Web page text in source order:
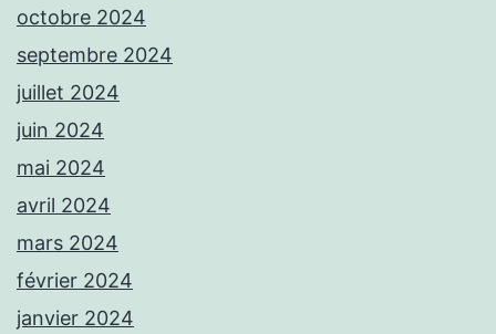
octobre 2024
septembre 2024
juillet 2024
juin 2024
mai 2024
avril 2024
mars 2024
février 2024
janvier 2024